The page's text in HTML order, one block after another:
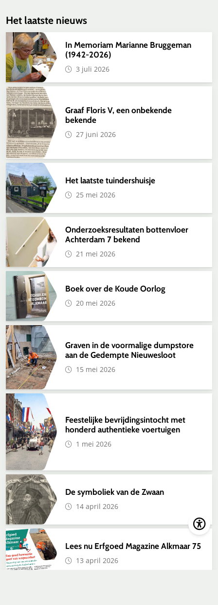
Het laatste nieuws
In Memoriam Marianne Bruggeman
(1942-2026)
3 juli 2026
Graaf Floris V, een onbekende
bekende
27 juni 2026
Het laatste tuindershuisje
25 mei 2026
Onderzoeksresultaten bottenvloer
Achterdam 7 bekend
21 mei 2026
Boek over de Koude Oorlog
20 mei 2026
Graven in de voormalige dumpstore
aan de Gedempte Nieuwesloot
15 mei 2026
Feestelijke bevrijdingsintocht met
honderd authentieke voertuigen
1 mei 2026
De symboliek van de Zwaan
14 april 2026
Lees nu Erfgoed Magazine Alkmaar 75
13 april 2026